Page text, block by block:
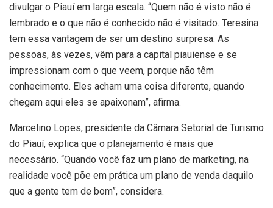
divulgar o Piauí em larga escala. “Quem não é visto não é
lembrado e o que não é conhecido não é visitado. Teresina
tem essa vantagem de ser um destino surpresa. As
pessoas, às vezes, vêm para a capital piauiense e se
impressionam com o que veem, porque não têm
conhecimento. Eles acham uma coisa diferente, quando
chegam aqui eles se apaixonam”, afirma.
Marcelino Lopes, presidente da Câmara Setorial de Turismo
do Piauí, explica que o planejamento é mais que
necessário. “Quando você faz um plano de marketing, na
realidade você põe em prática um plano de venda daquilo
que a gente tem de bom”, considera.